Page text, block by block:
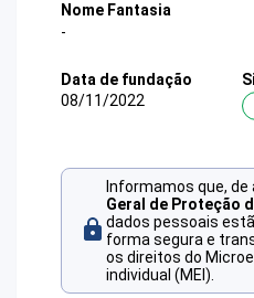
Nome Fantasia
-
Data de fundação
08/11/2022
Informamos que, de
Geral de Proteção
dados pessoais
forma segura e
os direitos do
individual (MEI).